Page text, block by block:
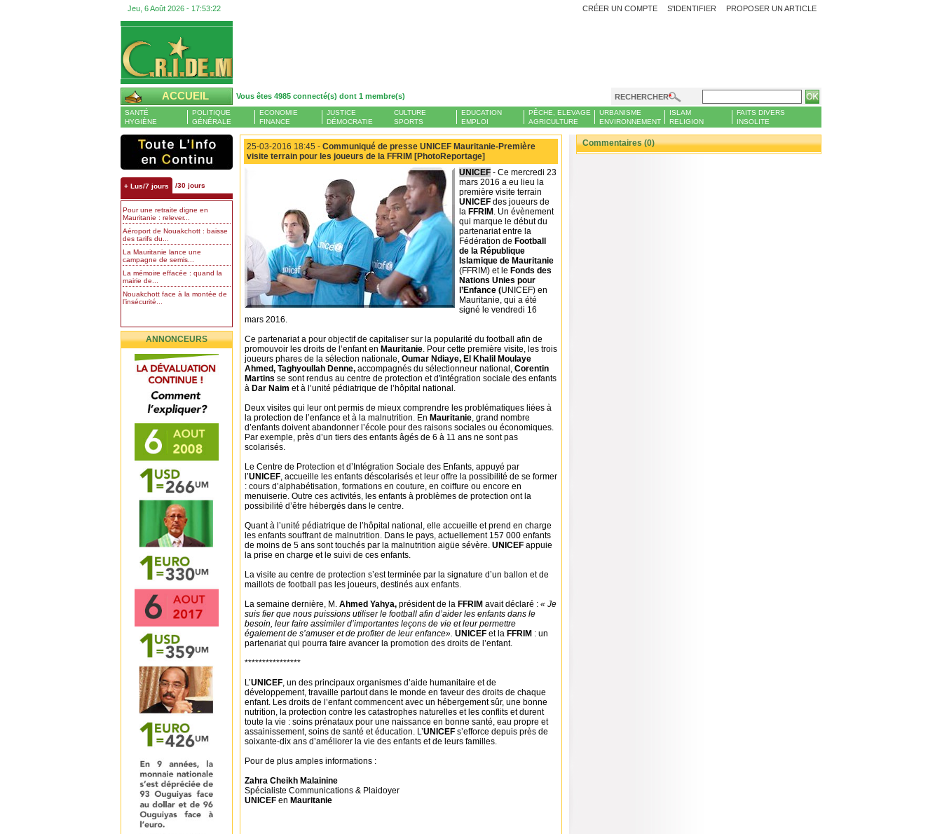
Jeu, 6 Août 2026 - 17:53:23 PROPOSER UN ARTICLE
CRÉER UN COMPTE S'IDENTIFIER
ACCUEIL Vous êtes 4985 connecté(s) dont 1 membre(s) RECHERCHER
SANTÉ
HYGIÈNE
POLITIQUE
GÉNÉRALE
ECONOMIE
FINANCE
JUSTICE
DÉMOCRATIE
CULTURE
SPORTS
EDUCATION
EMPLOI
PÊCHE, ELEVAGE
AGRICULTURE
URBANISME
ENVIRONNEMENT
ISLAM
RELIGION
FAITS DIVERS
INSOLITE
+ Lus/7 jours /30 jours
Pour une retraite digne en
Mauritanie : relever...
Aéroport de Nouakchott : baisse
des tarifs du...
La Mauritanie lance une
campagne de semis...
La mémoire effacée : quand la
mairie de...
Nouakchott face à la montée de
l’insécurité...
ANNONCEURS
25-03-2016 18:45 - Communiqué de presse UNICEF Mauritanie-Première
visite terrain pour les joueurs de la FFRIM [PhotoReportage]
UNICEF - Ce mercredi 23
mars 2016 a eu lieu la
première visite terrain
UNICEF des joueurs de
la FFRIM . Un évènement
qui marque le début du
partenariat entre la
Fédération de Football
de la République
Islamique de Mauritanie
(FFRIM) et le Fonds des
Nations Unies pour
l’Enfance (UNICEF) en
Mauritanie, qui a été
signé le vendredi 16
mars 2016.
Ce partenariat a pour objectif de capitaliser sur la popularité du football afin de
promouvoir les droits de l’enfant en Mauritanie. Pour cette première visite, les trois
joueurs phares de la sélection nationale, Oumar Ndiaye, El Khalil Moulaye
Ahmed, Taghyoullah Denne, accompagnés du sélectionneur national, Corentin
Martins se sont rendus au centre de protection et d'intégration sociale des enfants
à Dar Naim et à l’unité pédiatrique de l’hôpital national.
Deux visites qui leur ont permis de mieux comprendre les problématiques liées à
la protection de l’enfance et à la malnutrition. En Mauritanie, grand nombre
d’enfants doivent abandonner l’école pour des raisons sociales ou économiques.
Par exemple, près d’un tiers des enfants âgés de 6 à 11 ans ne sont pas
scolarisés.
Le Centre de Protection et d’Intégration Sociale des Enfants, appuyé par
l’UNICEF, accueille les enfants déscolarisés et leur offre la possibilité de se former
: cours d’alphabétisation, formations en couture, en coiffure ou encore en
menuiserie. Outre ces activités, les enfants à problèmes de protection ont la
possibilité d’être hébergés dans le centre.
Quant à l’unité pédiatrique de l’hôpital national, elle accueille et prend en charge
les enfants souffrant de malnutrition. Dans le pays, actuellement 157 000 enfants
de moins de 5 ans sont touchés par la malnutrition aigüe sévère. UNICEF appuie
la prise en charge et le suivi de ces enfants.
La visite au centre de protection s’est terminée par la signature d’un ballon et de
maillots de football pas les joueurs, destinés aux enfants.
La semaine dernière, M. Ahmed Yahya, président de la FFRIM avait déclaré : « Je
suis fier que nous puissions utiliser le football afin d’aider les enfants dans le
besoin, leur faire assimiler d’importantes leçons de vie et leur permettre
également de s’amuser et de profiter de leur enfance». UNICEF et la FFRIM : un
partenariat qui pourra faire avancer la promotion des droits de l’enfant.
****************
L’UNICEF, un des principaux organismes d’aide humanitaire et de
développement, travaille partout dans le monde en faveur des droits de chaque
enfant. Les droits de l’enfant commencent avec un hébergement sûr, une bonne
nutrition, la protection contre les catastrophes naturelles et les conflits et durent
toute la vie : soins prénataux pour une naissance en bonne santé, eau propre et
assainissement, soins de santé et éducation. L’UNICEF s’efforce depuis près de
soixante-dix ans d’améliorer la vie des enfants et de leurs familles.
Pour de plus amples informations :
Zahra Cheikh Malainine
Spécialiste Communications & Plaidoyer
UNICEF en Mauritanie
Commentaires (0)